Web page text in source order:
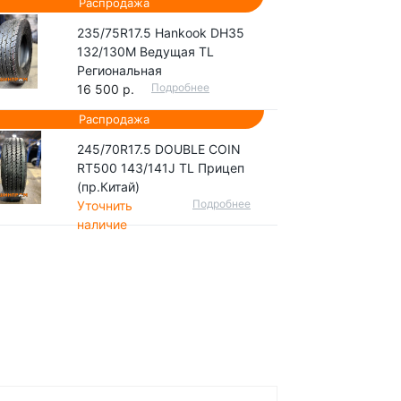
235/75R17.5 Hankook DH35
132/130M Ведущая TL
Региональная
16 500 р.
Подробнее
Распродажа
245/70R17.5 DOUBLE COIN
RT500 143/141J TL Прицеп
(пр.Китай)
Уточнить
наличие
Подробнее